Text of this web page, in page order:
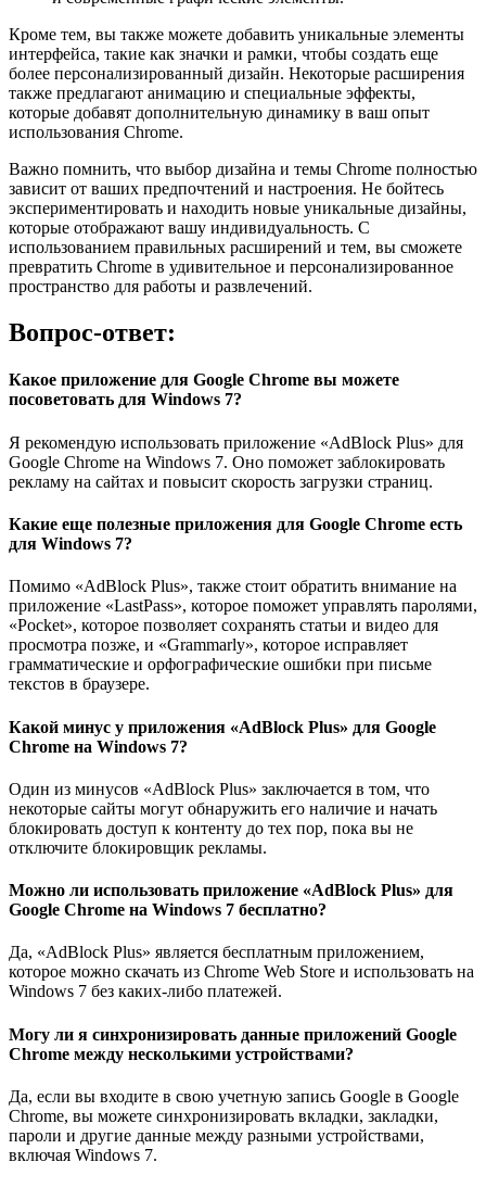
Кроме тем, вы также можете добавить уникальные элементы
интерфейса, такие как значки и рамки, чтобы создать еще
более персонализированный дизайн. Некоторые расширения
также предлагают анимацию и специальные эффекты,
которые добавят дополнительную динамику в ваш опыт
использования Chrome.
Важно помнить, что выбор дизайна и темы Chrome полностью
зависит от ваших предпочтений и настроения. Не бойтесь
экспериментировать и находить новые уникальные дизайны,
которые отображают вашу индивидуальность. С
использованием правильных расширений и тем, вы сможете
превратить Chrome в удивительное и персонализированное
пространство для работы и развлечений.
Вопрос-ответ:
Какое приложение для Google Chrome вы можете
посоветовать для Windows 7?
Я рекомендую использовать приложение «AdBlock Plus» для
Google Chrome на Windows 7. Оно поможет заблокировать
рекламу на сайтах и повысит скорость загрузки страниц.
Какие еще полезные приложения для Google Chrome есть
для Windows 7?
Помимо «AdBlock Plus», также стоит обратить внимание на
приложение «LastPass», которое поможет управлять паролями,
«Pocket», которое позволяет сохранять статьи и видео для
просмотра позже, и «Grammarly», которое исправляет
грамматические и орфографические ошибки при письме
текстов в браузере.
Какой минус у приложения «AdBlock Plus» для Google
Chrome на Windows 7?
Один из минусов «AdBlock Plus» заключается в том, что
некоторые сайты могут обнаружить его наличие и начать
блокировать доступ к контенту до тех пор, пока вы не
отключите блокировщик рекламы.
Можно ли использовать приложение «AdBlock Plus» для
Google Chrome на Windows 7 бесплатно?
Да, «AdBlock Plus» является бесплатным приложением,
которое можно скачать из Chrome Web Store и использовать на
Windows 7 без каких-либо платежей.
Могу ли я синхронизировать данные приложений Google
Chrome между несколькими устройствами?
Да, если вы входите в свою учетную запись Google в Google
Chrome, вы можете синхронизировать вкладки, закладки,
пароли и другие данные между разными устройствами,
включая Windows 7.